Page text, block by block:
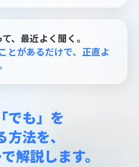
、最近よく聞く。
とがあるだけで、正直よ
でも」を
法を、
解説します。